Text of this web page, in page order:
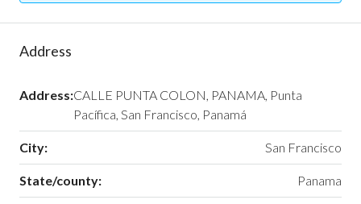
Address
Address:CALLE PUNTA COLON, PANAMA, Punta
Pacífica, San Francisco, Panamá
City: San Francisco
State/county: Panama